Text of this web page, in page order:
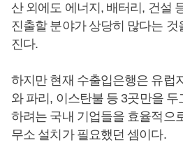
산 외에도 에너지, 배터리, 건설
진출할 분야가 상당히 많다는 것
진다.
하지만 현재 수출입은행은 유럽
와 파리, 이스탄불 등 3곳만을
하려는 국내 기업들을 효율적으
무소 설치가 필요했던 셈이다.